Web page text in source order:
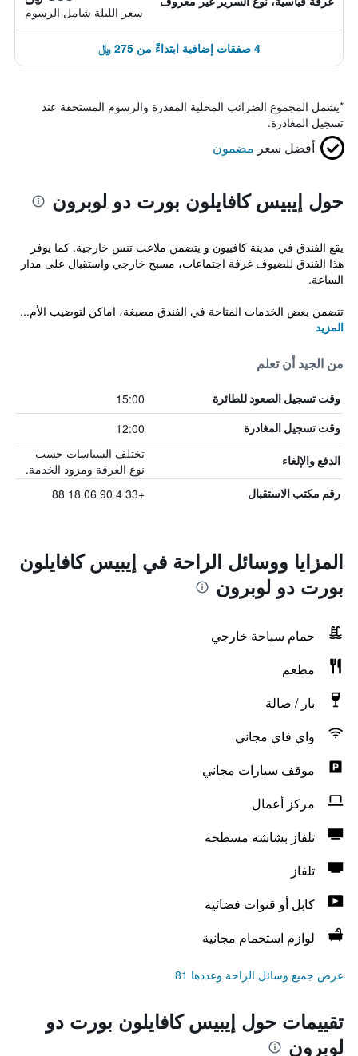
سعر الليلة شامل الرسوم
4 صفقات إضافية ابتداءً من 275 ﷼
*يشمل المجموع الضرائب المحلية المقدرة والرسوم المستحقة عند
تسجيل المغادرة.
أفضل سعر مضمون
حول إيبيس كافايلون بورت دو لوبرون
يقع الفندق في مدينة كافييون و يتضمن ملاعب تنس خارجية. كما يوفر
هذا الفندق للضيوف غرفة اجتماعات، مسبح خارجي واستقبال على مدار
الساعة.
تتضمن بعض الخدمات المتاحة في الفندق مصبغة، اماكن لتوضيب الأم...
المزيد
من الجيد أن تعلم
وقت تسجيل الصعود للطائرة 15:00
وقت تسجيل المغادرة 12:00
الدفع والإلغاء
تختلف السياسات حسب
نوع الغرفة ومزود الخدمة.
رقم مكتب الاستقبال +33 4 90 06 18 88
المزايا ووسائل الراحة في إيبيس كافايلون
بورت دو لوبرون
حمام سباحة خارجي
مطعم
بار / صالة
واي فاي مجاني
موقف سيارات مجاني
مركز أعمال
تلفاز بشاشة مسطحة
تلفاز
كابل أو قنوات فضائية
لوازم استحمام مجانية
عرض جميع وسائل الراحة وعددها 81
تقييمات حول إيبيس كافايلون بورت دو
لوبرون